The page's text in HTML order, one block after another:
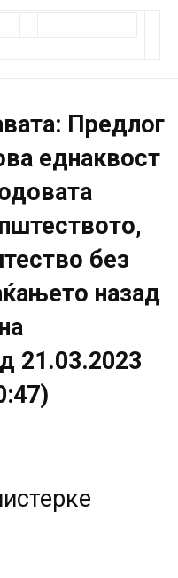
Предлог
еднаквост
без
назад
21.03.2023